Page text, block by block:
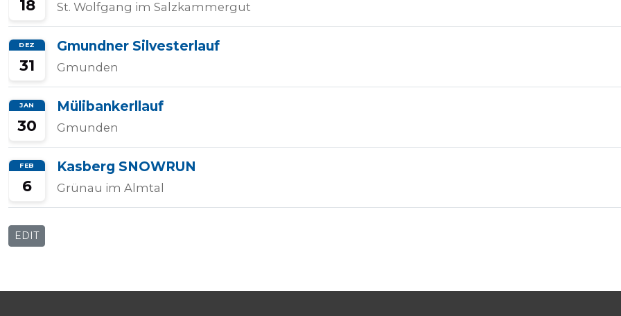
18 St. Wolfgang im Salzkammergut
DEZ
31
Gmundner Silvesterlauf
Gmunden
JAN
30
Mülibankerllauf
Gmunden
FEB
6
Kasberg SNOWRUN
Grünau im Almtal
EDIT